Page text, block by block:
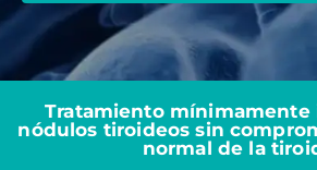
Tratamiento mínimamente
nódulos tiroideos sin
normal de la